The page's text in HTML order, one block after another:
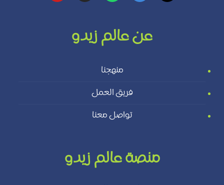
عن عالم زيدو
منهجنا
فريق العمل
تواصل معنا
منصة عالم زيدو